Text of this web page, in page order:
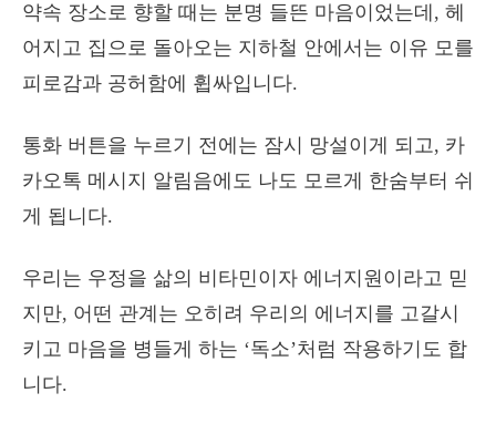
약속 장소로 향할 때는 분명 들뜬 마음이었는데, 헤
어지고 집으로 돌아오는 지하철 안에서는 이유 모를
피로감과 공허함에 휩싸입니다.
통화 버튼을 누르기 전에는 잠시 망설이게 되고, 카
카오톡 메시지 알림음에도 나도 모르게 한숨부터 쉬
게 됩니다.
우리는 우정을 삶의 비타민이자 에너지원이라고 믿
지만, 어떤 관계는 오히려 우리의 에너지를 고갈시
키고 마음을 병들게 하는 ‘독소’처럼 작용하기도 합
니다.